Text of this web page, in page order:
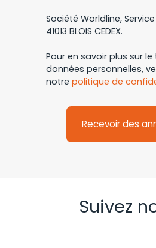
Société Worldline, Service
41013 BLOIS CEDEX.
Pour en savoir plus sur
données personnelles,
notre politique de
Recevoir des
Suivez